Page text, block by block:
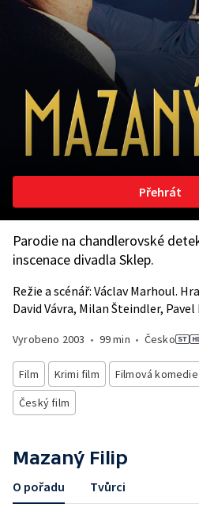
Přehrát
Parodie na chandlerovské
inscenace divadla Sklep.
Režie a scénář: Václav Marhoul.
David Vávra, Milan Šteindler, Pavel
Vyrobeno 2003 • 99 min • Česko
Film Krimi film Filmová komedie
Český film
Mazaný Filip
O pořadu Tvůrci